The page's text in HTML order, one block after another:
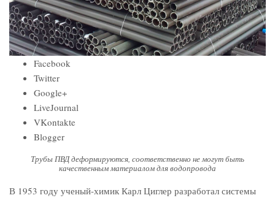
Facebook
Twitter
Google+
LiveJournal
VKontakte
Blogger
Трубы ПВД деформируются, соответственно не могут быть
качественным материалом для водопровода
В 1953 году ученый-химик Карл Циглер разработал системы